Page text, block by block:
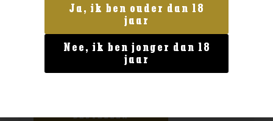
Geen categorie
Kuyper wild strawberry 0.5
BESTELLEN
Ja, ik ben ouder dan 18
jaar
Nee, ik ben jonger dan 18
jaar